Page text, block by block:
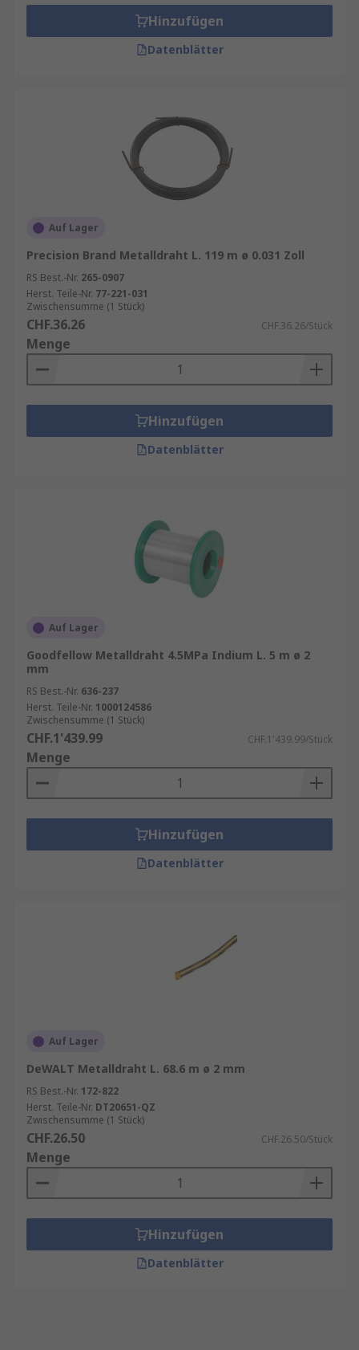
Hinzufügen
Datenblätter
Auf Lager
Precision Brand Metalldraht L. 119 m ø 0.031 Zoll
RS Best.-Nr. 265-0907
Herst. Teile-Nr. 77-221-031
Zwischensumme (1 Stück)
CHF.36.26 CHF.36.26/Stück
Menge
Hinzufügen
Datenblätter
Auf Lager
Goodfellow Metalldraht 4.5MPa Indium L. 5 m ø 2
mm
RS Best.-Nr. 636-237
Herst. Teile-Nr. 1000124586
Zwischensumme (1 Stück)
CHF.1'439.99 CHF.1'439.99/Stück
Menge
Hinzufügen
Datenblätter
Auf Lager
DeWALT Metalldraht L. 68.6 m ø 2 mm
RS Best.-Nr. 172-822
Herst. Teile-Nr. DT20651-QZ
Zwischensumme (1 Stück)
CHF.26.50 CHF.26.50/Stück
Menge
Hinzufügen
Datenblätter